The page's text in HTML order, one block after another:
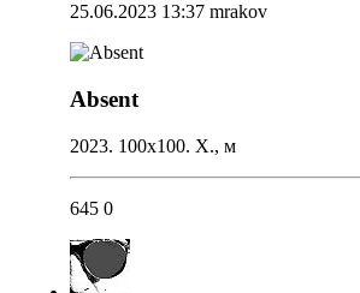
25.06.2023 13:37 mrakov
Absent
2023. 100х100. Х., м
645 0